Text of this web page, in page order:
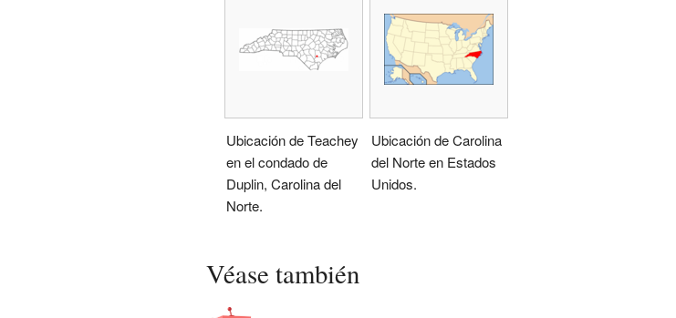
Ubicación de Teachey
en el condado de
Duplin, Carolina del
Norte.
Ubicación de Carolina
del Norte en Estados
Unidos.
Véase también